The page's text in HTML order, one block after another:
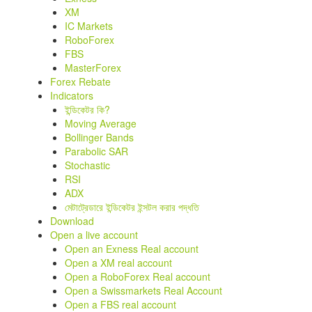
XM
IC Markets
RoboForex
FBS
MasterForex
Forex Rebate
Indicators
ইন্ডিকেটর কি?
Moving Average
Bollinger Bands
Parabolic SAR
Stochastic
RSI
ADX
মেটাট্রেডারে ইন্ডিকেটর ইন্সটল করার পদ্ধতি
Download
Open a live account
Open an Exness Real account
Open a XM real account
Open a RoboForex Real account
Open a Swissmarkets Real Account
Open a FBS real account